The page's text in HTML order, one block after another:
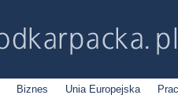
Biznes Unia Europejska